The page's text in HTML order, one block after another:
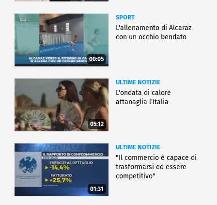
00:05
SPORT
L'allenamento di Alcaraz
con un occhio bendato
05:12
ULTIME NOTIZIE
L'ondata di calore
attanaglia l'Italia
01:31
ULTIME NOTIZIE
"Il commercio è capace di
trasformarsi ed essere
competitivo"